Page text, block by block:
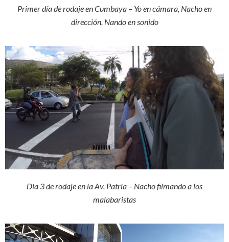
Primer día de rodaje en Cumbaya – Yo en cámara, Nacho en
dirección, Nando en sonido
Día 3 de rodaje en la Av. Patria – Nacho filmando a los
malabaristas